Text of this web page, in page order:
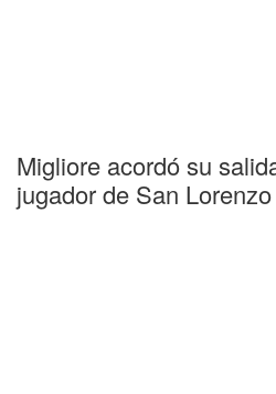
Migliore acordó su
jugador de San Lorenzo